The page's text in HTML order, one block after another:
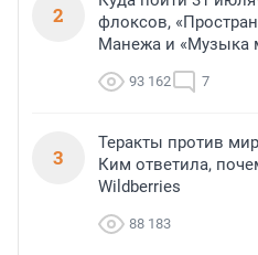
2
флоксов,
Манежа и «Музыка
93 162 7
3
Теракты против
Ким ответила,
Wildberries
88 183